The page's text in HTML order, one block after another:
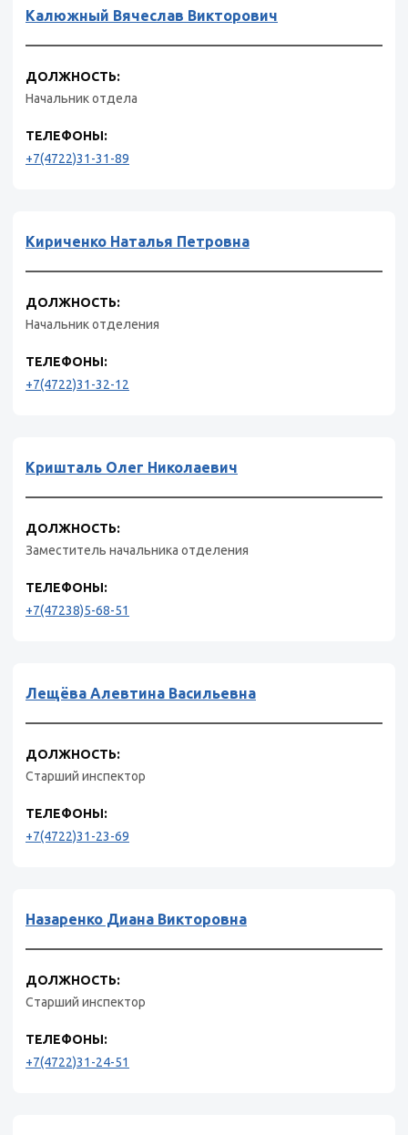
Калюжный Вячеслав Викторович
ДОЛЖНОСТЬ:
Начальник отдела
ТЕЛЕФОНЫ:
+7(4722)31-31-89
Кириченко Наталья Петровна
ДОЛЖНОСТЬ:
Начальник отделения
ТЕЛЕФОНЫ:
+7(4722)31-32-12
Кришталь Олег Николаевич
ДОЛЖНОСТЬ:
Заместитель начальника отделения
ТЕЛЕФОНЫ:
+7(47238)5-68-51
Лещёва Алевтина Васильевна
ДОЛЖНОСТЬ:
Старший инспектор
ТЕЛЕФОНЫ:
+7(4722)31-23-69
Назаренко Диана Викторовна
ДОЛЖНОСТЬ:
Старший инспектор
ТЕЛЕФОНЫ:
+7(4722)31-24-51